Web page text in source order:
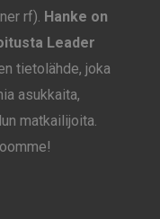
rf). Hanke on
Leader
tietolähde, joka
asukkaita,
matkailijoita.